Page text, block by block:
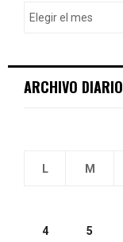
ARCHIVO DIARIO
L M
4 5